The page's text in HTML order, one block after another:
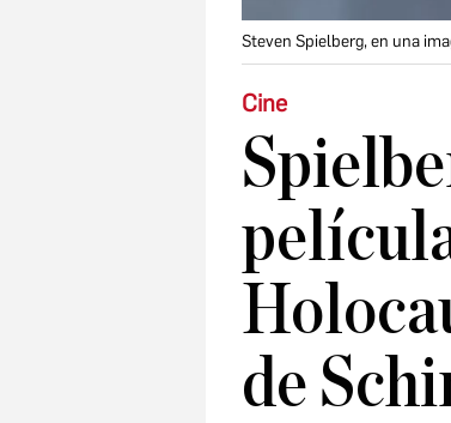
Steven Spielberg, en una
Cine
de